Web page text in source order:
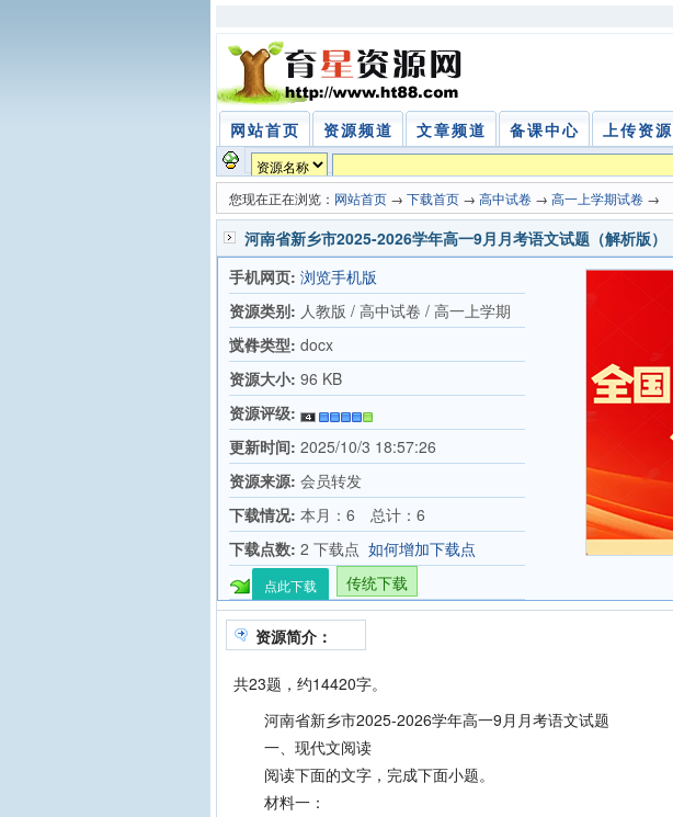
网站首页 资源频道 文章频道 备课中心 上传资源
您现在正在浏览： 网站首页 → 下载首页 → 高中试卷 → 高一上学期试卷 →
河南省新乡市2025-2026学年高一9月月考语文试题（解析版）
手机网页: 浏览手机版
资源类别: 人教版 / 高中试卷 / 高一上学期
试卷
文件类型: docx
资源大小: 96 KB
资源评级:
更新时间: 2025/10/3 18:57:26
资源来源: 会员转发
下载情况: 本月：6 总计：6
下载点数: 2 下载点 如何增加下载点
点此下载 传统下载
资源简介：
共23题，约14420字。
河南省新乡市2025-2026学年高一9月月考语文试题
一、现代文阅读
阅读下面的文字，完成下面小题。
材料一：